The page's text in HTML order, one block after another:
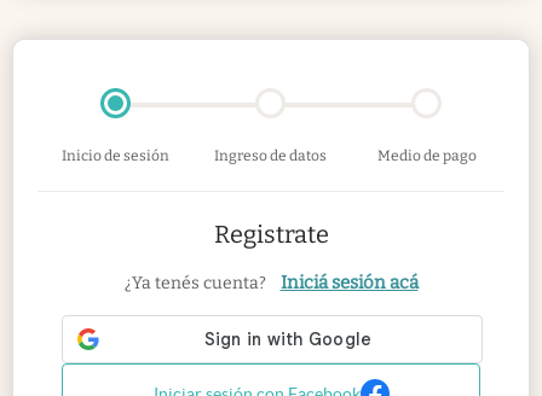
Inicio de sesión Ingreso de datos Medio de pago
Registrate
¿Ya tenés cuenta? Iniciá sesión acá